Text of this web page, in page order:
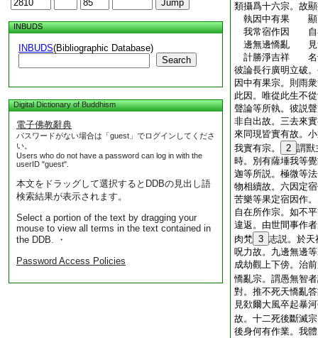
INBUDS
INBUDS(Bibliographic Database)
Search
Digital Dictionary of Buddhism
電子佛教辭典
パスワードがない場合は「guest」でログインしてくださ
い。
Users who do not have a password can log in with the
userID "guest".
本文をドラッグして選択するとDDBの見出し語
検索結果が表示されます。
Select a portion of the text by dragging your
mouse to view all terms in the text contained in
the DDB. ・
Password Access Policies
類攝爲十六宗。故
執因中有果 顯
我常宿作因 自
邊無邊憍亂 見
計勝淨吉祥 名
彼論長行廣明立破
因中有果宗。則雨
此因。唯從此生不
聲論等所執。彼説
非自出故。三去來
來同現皆實有故。
我實有宗。
2 謂獸
時。別有薩埵我等
迦等所説。極微等
物相續故。六因定
苦樂等果定宿因作
自在所作宗。如不
違返。由世間事作
肉梵 3 志説。於天
呪力故。九邊無邊
成劫觀上下傍。治
憍亂宗。謂愚無智
對。推不死天憍亂
見欻爾大風卒起暴
故。十二死後斷滅
後身何有作業。我